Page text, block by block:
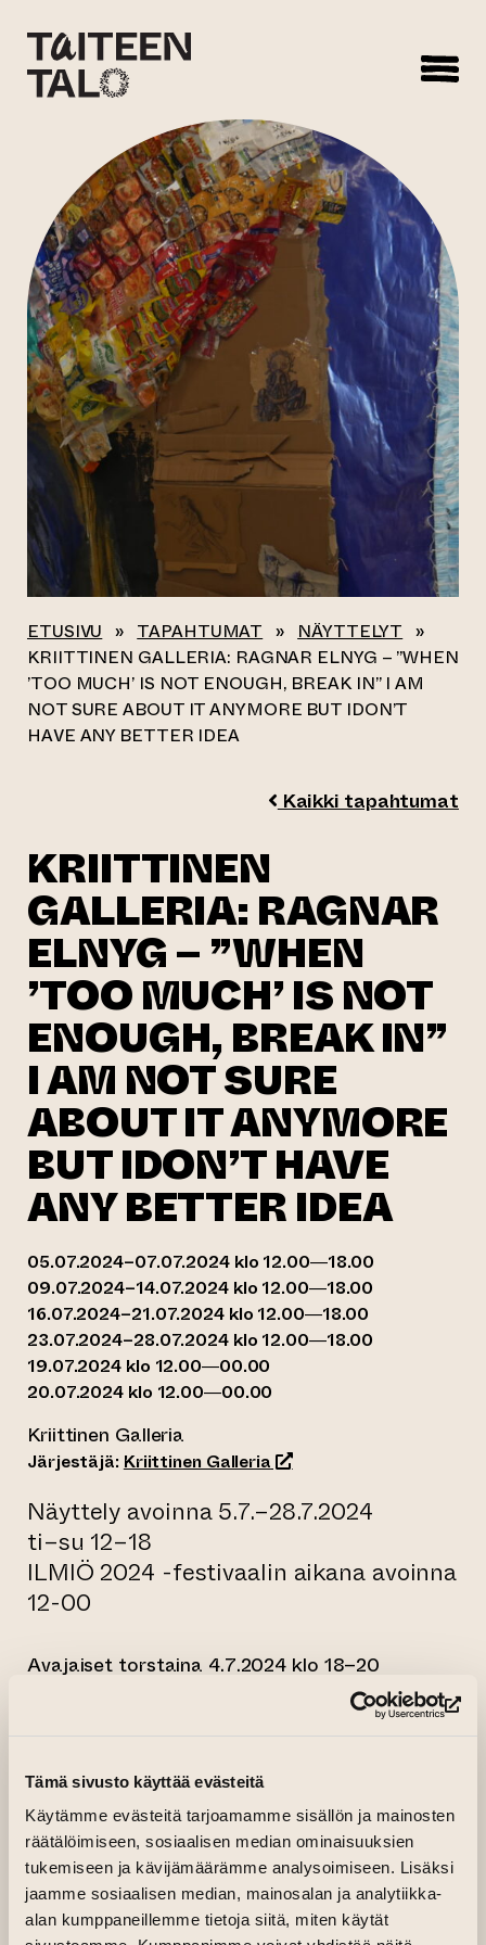
Tämä sivusto käyttää evästeitä
Käytämme evästeitä tarjoamamme sisällön ja mainosten
räätälöimiseen, sosiaalisen median ominaisuuksien
tukemiseen ja kävijämäärämme analysoimiseen. Lisäksi
jaamme sosiaalisen median, mainosalan ja analytiikka-
alan kumppaneillemme tietoja siitä, miten käytät
ETUSIVU » TAPAHTUMAT » NÄYTTELYT »
KRIITTINEN GALLERIA: RAGNAR ELNYG – ”WHEN
’TOO MUCH’ IS NOT ENOUGH, BREAK IN” I AM
NOT SURE ABOUT IT ANYMORE BUT IDON’T
HAVE ANY BETTER IDEA
Kaikki tapahtumat
KRIITTINEN
GALLERIA: RAGNAR
ELNYG – ”WHEN
’TOO MUCH’ IS NOT
ENOUGH, BREAK IN”
I AM NOT SURE
ABOUT IT ANYMORE
BUT IDON’T HAVE
ANY BETTER IDEA
05.07.2024–07.07.2024 klo 12.00—18.00
09.07.2024–14.07.2024 klo 12.00—18.00
16.07.2024–21.07.2024 klo 12.00—18.00
23.07.2024–28.07.2024 klo 12.00—18.00
19.07.2024 klo 12.00—00.00
20.07.2024 klo 12.00—00.00
Kriittinen Galleria
Järjestäjä: Kriittinen Galleria(siirtyy toiseen
Näyttely avoinna 5.7.–28.7.2024
ti–su 12–18
ILMIÖ 2024 -festivaalin aikana avoinna
12-00
Avajaiset torstaina 4.7.2024 klo 18–20
Taiteilija on tavattavissa avajaisissa sekä
näyttelyn ripustuksen aikaan 1.–4.7.2024.
Kriittisen Gallerian heinäkuussa sukelletaan
tutkimaan roskaa ja muutoksia. Ragnar elnyG
on esittänyt teoksiaan jo laajasti, mutta tämä
on hänen ensimmäinen yksityisnäyttelynsä.
Monet teokseni käsittelevät siirtymävaiheita.
Mutta eivät ainoastaan muutosta naisesta